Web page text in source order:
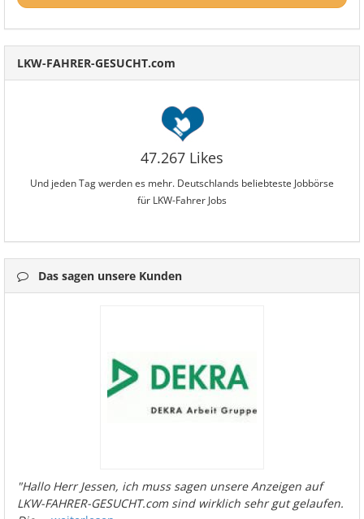
LKW-FAHRER-GESUCHT.com
47.267 Likes
Und jeden Tag werden es mehr. Deutschlands beliebteste Jobbörse
für LKW-Fahrer Jobs
Das sagen unsere Kunden
"Hallo Herr Jessen, ich muss sagen unsere Anzeigen auf
LKW-FAHRER-GESUCHT.com sind wirklich sehr gut gelaufen.